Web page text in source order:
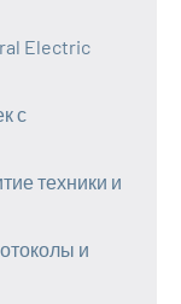
Electric
с
техники и
и